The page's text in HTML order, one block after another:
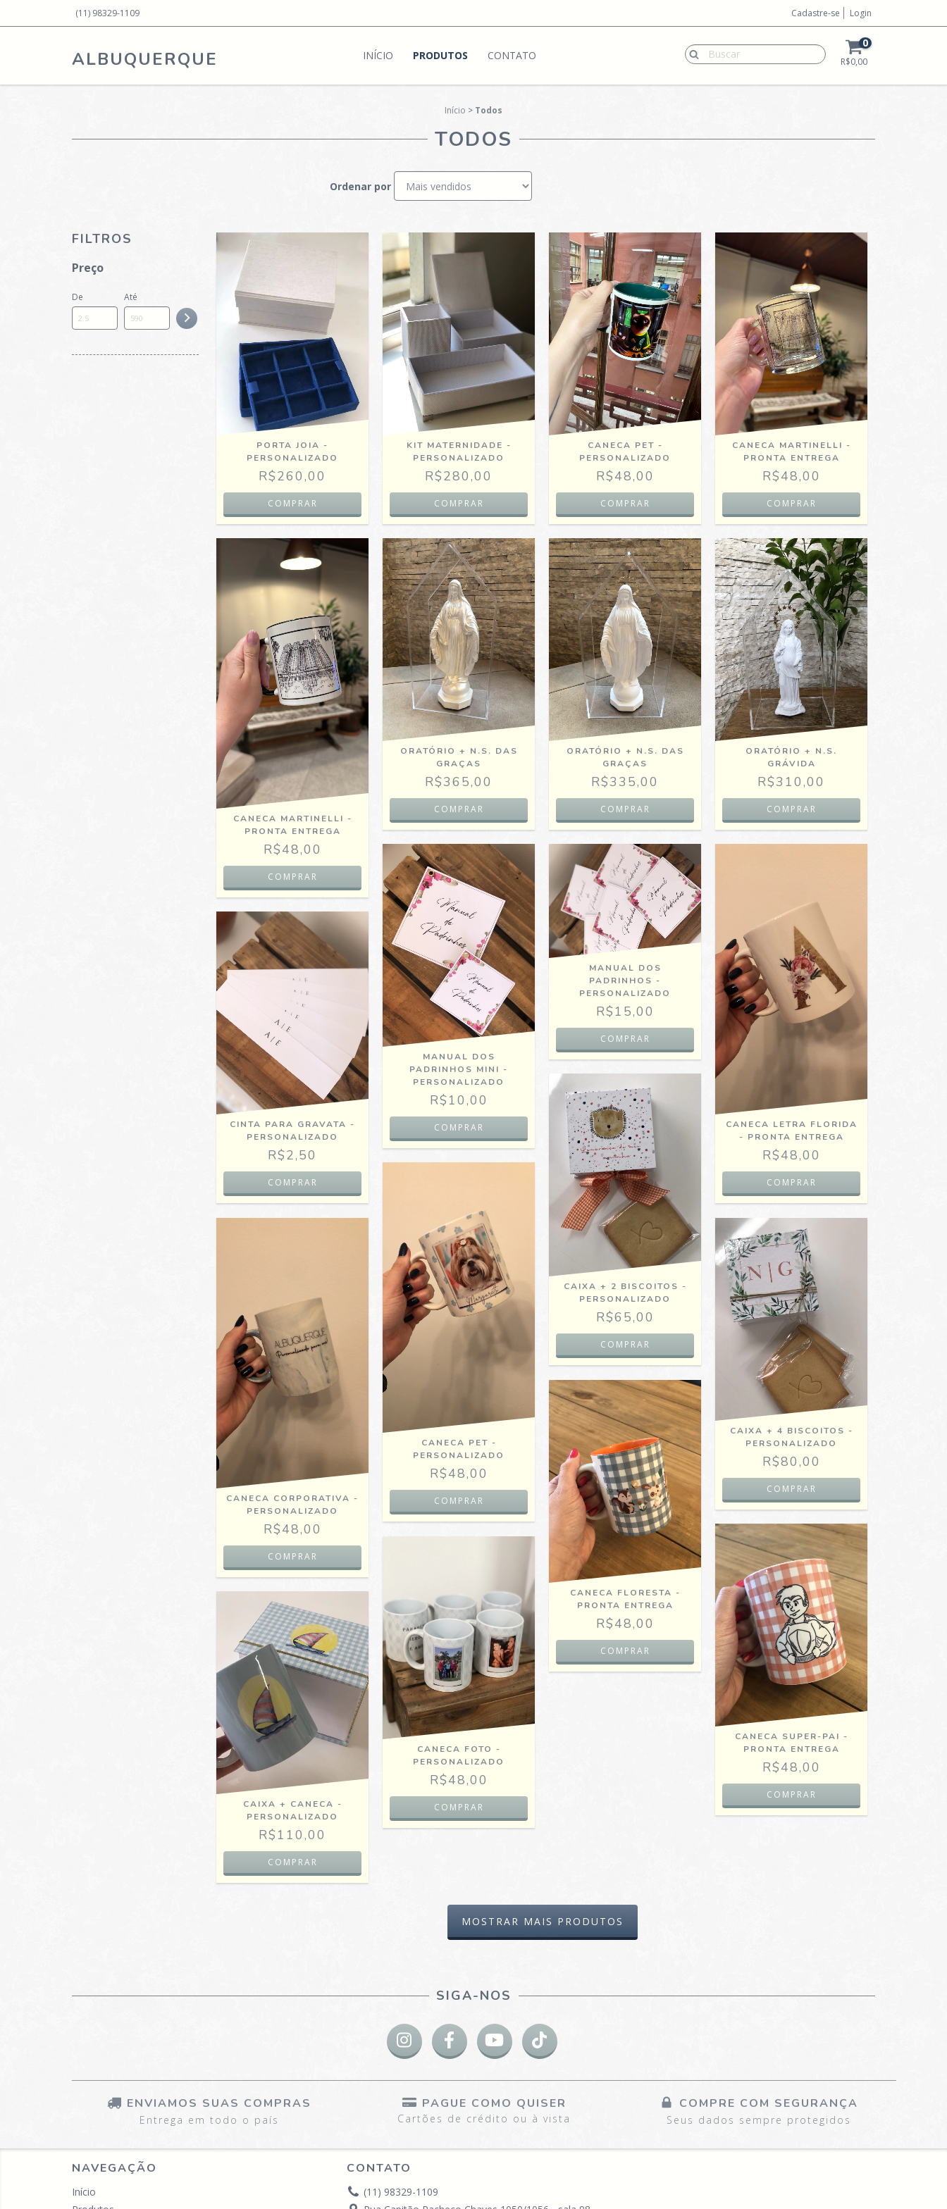
(11) 98329-1109 Cadastre-se Login
ALBUQUERQUE INÍCIO PRODUTOS CONTATO
0
R$0,00
Início > Todos
TODOS
Ordenar por
FILTROS
Preço
De Até
PORTA JOIA -
PERSONALIZADO
R$260,00
KIT MATERNIDADE -
PERSONALIZADO
R$280,00
CANECA PET -
PERSONALIZADO
R$48,00
CANECA MARTINELLI -
PRONTA ENTREGA
R$48,00
CANECA MARTINELLI -
PRONTA ENTREGA
R$48,00
ORATÓRIO + N.S. DAS
GRAÇAS
R$365,00
ORATÓRIO + N.S. DAS
GRAÇAS
R$335,00
ORATÓRIO + N.S.
GRÁVIDA
R$310,00
CINTA PARA GRAVATA -
PERSONALIZADO
R$2,50
MANUAL DOS
PADRINHOS MINI -
PERSONALIZADO
R$10,00
MANUAL DOS
PADRINHOS -
PERSONALIZADO
R$15,00
CANECA LETRA FLORIDA
- PRONTA ENTREGA
R$48,00
CANECA CORPORATIVA -
PERSONALIZADO
R$48,00
CANECA PET -
PERSONALIZADO
R$48,00
CAIXA + 2 BISCOITOS -
PERSONALIZADO
R$65,00
CAIXA + 4 BISCOITOS -
PERSONALIZADO
R$80,00
CAIXA + CANECA -
PERSONALIZADO
R$110,00
CANECA FOTO -
PERSONALIZADO
R$48,00
CANECA FLORESTA -
PRONTA ENTREGA
R$48,00
CANECA SUPER-PAI -
PRONTA ENTREGA
R$48,00
MOSTRAR MAIS PRODUTOS
SIGA-NOS
ENVIAMOS SUAS COMPRAS
Entrega em todo o país
PAGUE COMO QUISER
Cartões de crédito ou à vista
COMPRE COM SEGURANÇA
Seus dados sempre protegidos
NAVEGAÇÃO
Início
CONTATO
(11) 98329-1109